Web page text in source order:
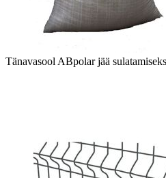
Tänavasool ABpolar jää